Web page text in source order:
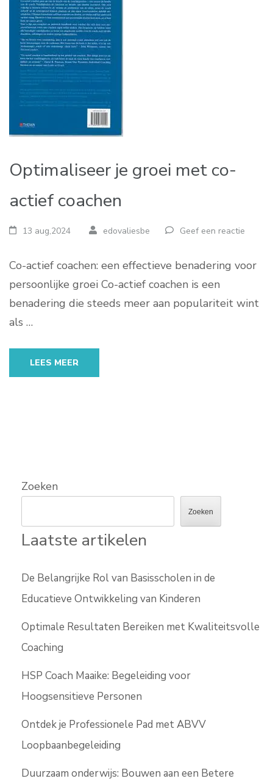
Optimaliseer je groei met co-
actief coachen
13 aug,2024 edovaliesbe Geef een reactie
Co-actief coachen: een effectieve benadering voor
persoonlijke groei Co-actief coachen is een
benadering die steeds meer aan populariteit wint
als …
LEES MEER
Zoeken
Zoeken
Laatste artikelen
De Belangrijke Rol van Basisscholen in de
Educatieve Ontwikkeling van Kinderen
Optimale Resultaten Bereiken met Kwaliteitsvolle
Coaching
HSP Coach Maaike: Begeleiding voor
Hoogsensitieve Personen
Ontdek je Professionele Pad met ABVV
Loopbaanbegeleiding
Duurzaam onderwijs: Bouwen aan een Betere